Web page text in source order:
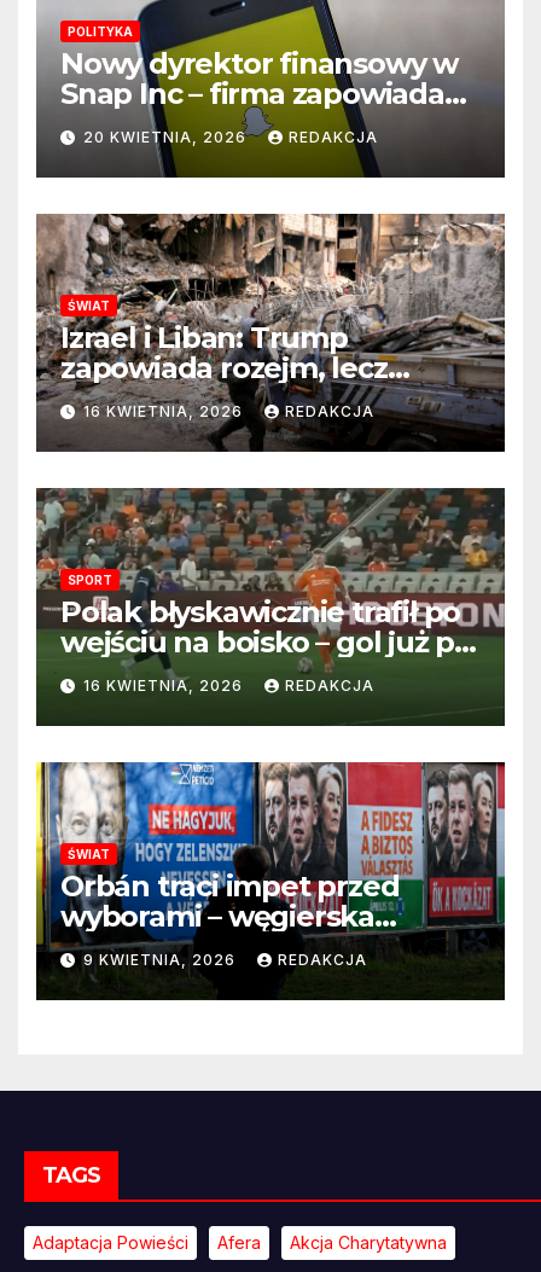
POLITYKA
Nowy dyrektor finansowy w
Snap Inc – firma zapowiada
zmianę na kluczowym
stanowisku
20 KWIETNIA, 2026 REDAKCJA
ŚWIAT
Izrael i Liban: Trump
zapowiada rozejm, lecz
perspektywa zakończenia
wojny wciąż odległa
16 KWIETNIA, 2026 REDAKCJA
SPORT
Polak błyskawicznie trafił po
wejściu na boisko – gol już po
22 sekundach!
16 KWIETNIA, 2026 REDAKCJA
ŚWIAT
Orbán traci impet przed
wyborami – węgierska
propaganda przestaje
przekonywać
9 KWIETNIA, 2026 REDAKCJA
TAGS
Adaptacja Powieści Afera Akcja Charytatywna